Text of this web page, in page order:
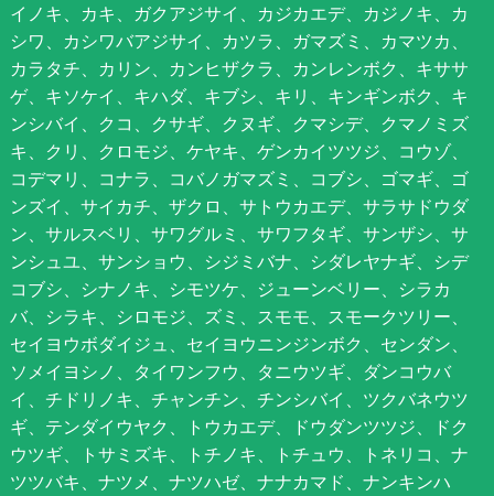
イノキ、カキ、ガクアジサイ、カジカエデ、カジノキ、カ
シワ、カシワバアジサイ、カツラ、ガマズミ、カマツカ、
カラタチ、カリン、カンヒザクラ、カンレンボク、キササ
ゲ、キソケイ、キハダ、キブシ、キリ、キンギンボク、キ
ンシバイ、クコ、クサギ、クヌギ、クマシデ、クマノミズ
キ、クリ、クロモジ、ケヤキ、ゲンカイツツジ、コウゾ、
コデマリ、コナラ、コバノガマズミ、コブシ、ゴマギ、ゴ
ンズイ、サイカチ、ザクロ、サトウカエデ、サラサドウダ
ン、サルスベリ、サワグルミ、サワフタギ、サンザシ、サ
ンシュユ、サンショウ、シジミバナ、シダレヤナギ、シデ
コブシ、シナノキ、シモツケ、ジューンベリー、シラカ
バ、シラキ、シロモジ、ズミ、スモモ、スモークツリー、
セイヨウボダイジュ、セイヨウニンジンボク、センダン、
ソメイヨシノ、タイワンフウ、タニウツギ、ダンコウバ
イ、チドリノキ、チャンチン、チンシバイ、ツクバネウツ
ギ、テンダイウヤク、トウカエデ、ドウダンツツジ、ドク
ウツギ、トサミズキ、トチノキ、トチュウ、トネリコ、ナ
ツツバキ、ナツメ、ナツハゼ、ナナカマド、ナンキンハ